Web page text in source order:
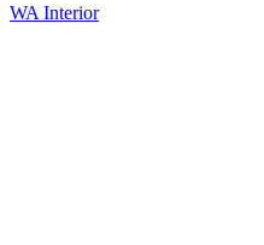
WA Interior